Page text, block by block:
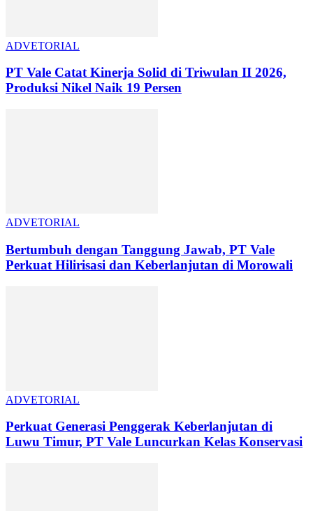
ADVETORIAL
PT Vale Catat Kinerja Solid di Triwulan II 2026,
Produksi Nikel Naik 19 Persen
ADVETORIAL
Bertumbuh dengan Tanggung Jawab, PT Vale
Perkuat Hilirisasi dan Keberlanjutan di Morowali
ADVETORIAL
Perkuat Generasi Penggerak Keberlanjutan di
Luwu Timur, PT Vale Luncurkan Kelas Konservasi